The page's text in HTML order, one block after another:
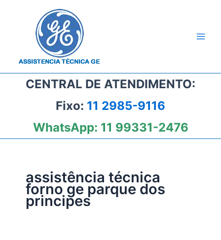
CENTRAL DE ATENDIMENTO:
Fixo: 11 2985-9116
WhatsApp: 11 99331-2476
assistência técnica
forno ge parque dos
principes